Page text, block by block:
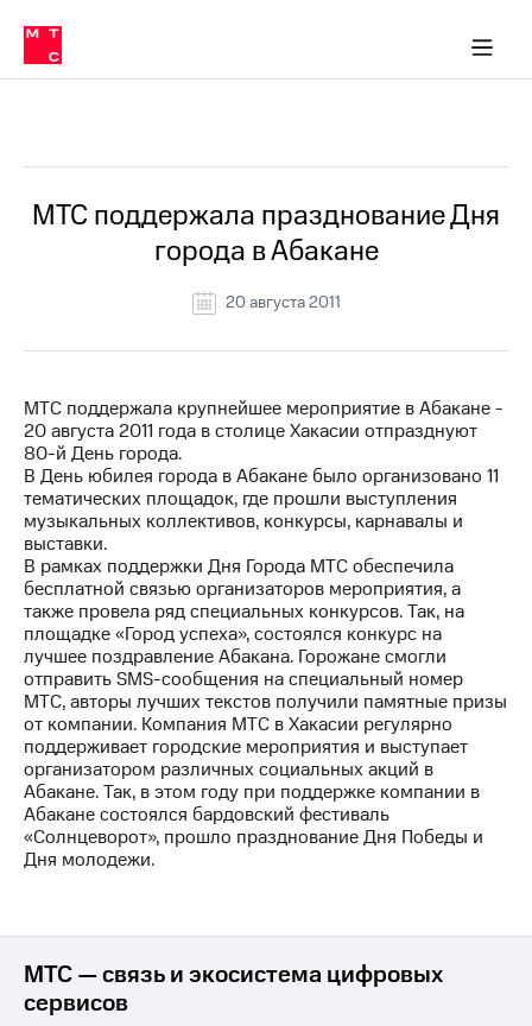
Медиа-центр
и акционерам
Устойчивое развитие
Комплаенс и деловая этика
компании
Карьера
История
компании
Руководство
Контакты
Медиа-центр
Пресс-
релизы
МТС
о технологиях
Достижения
Интервью
Финансовая
отчетность
Контакты
Пригласить
спикера
Корпоративное
Корпоративный
в МТС
Пресс-
релизы
о технологиях
МТС поддержала празднование Дня
города в Абакане
20 августа 2011
МТС поддержала крупнейшее мероприятие в Абакане -
20 августа 2011 года в столице Хакасии отпразднуют
80-й День города.
В День юбилея города в Абакане было организовано 11
тематических площадок, где прошли выступления
музыкальных коллективов, конкурсы, карнавалы и
выставки.
В рамках поддержки Дня Города МТС обеспечила
бесплатной связью организаторов мероприятия, а
также провела ряд специальных конкурсов. Так, на
площадке «Город успеха», состоялся конкурс на
лучшее поздравление Абакана. Горожане смогли
отправить SMS-сообщения на специальный номер
МТС, авторы лучших текстов получили памятные призы
от компании. Компания МТС в Хакасии регулярно
поддерживает городские мероприятия и выступает
организатором различных социальных акций в
Абакане. Так, в этом году при поддержке компании в
Абакане состоялся бардовский фестиваль
«Солнцеворот», прошло празднование Дня Победы и
Дня молодежи.
МТС — связь и экосистема цифровых
сервисов